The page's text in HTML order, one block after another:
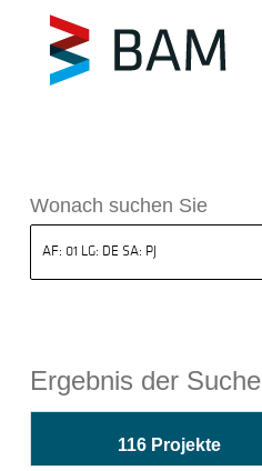
ReSEARCH BAM
Wonach suchen Sie
Ergebnis der Suche
116 Projekte